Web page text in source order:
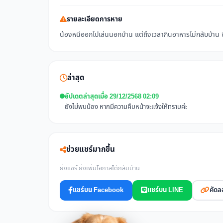
รายละเอียดการหาย
น้องหนีออกไปเล่นนอกบ้าน แต่ถึงเวลากินอาหารไม่กลับบ้า
ล่าสุด
อัปเดตล่าสุดเมื่อ 29/12/2568 02:09
ยังไม่พบน้อง หากมีความคืบหน้าจะแจ้งให้ทราบค่ะ
ช่วยแชร์มากขึ้น
ยิ่งแชร์ ยิ่งเพิ่มโอกาสได้กลับบ้าน
แชร์บน Facebook แชร์บน LINE คัด